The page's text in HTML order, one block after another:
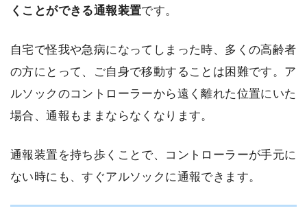
くことができる通報装置です。
自宅で怪我や急病になってしまった時、多くの高齢者
の方にとって、ご自身で移動することは困難です。ア
ルソックのコントローラーから遠く離れた位置にいた
場合、通報もままならなくなります。
通報装置を持ち歩くことで、コントローラーが手元に
ない時にも、すぐアルソックに通報できます。